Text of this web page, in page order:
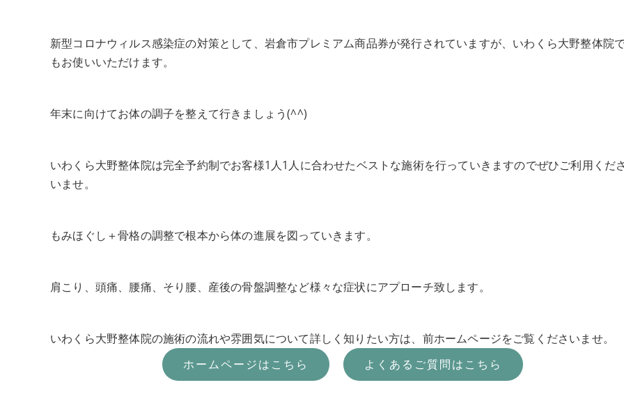
新型コロナウィルス感染症の対策として、岩倉市プレミアム商品券が発行されていますが、いわくら大野整体院
もお使いいただけます。
年末に向けてお体の調子を整えて行きましょう(^^)
いわくら大野整体院は完全予約制でお客様1人1人に合わせたベストな施術を行っていきますのでぜひご利用くだ
いませ。
もみほぐし＋骨格の調整で根本から体の進展を図っていきます。
肩こり、頭痛、腰痛、そり腰、産後の骨盤調整など様々な症状にアプローチ致します。
いわくら大野整体院の施術の流れや雰囲気について詳しく知りたい方は、前ホームページをご覧くださいませ。
ホームページはこちら
よくあるご質問はこちら